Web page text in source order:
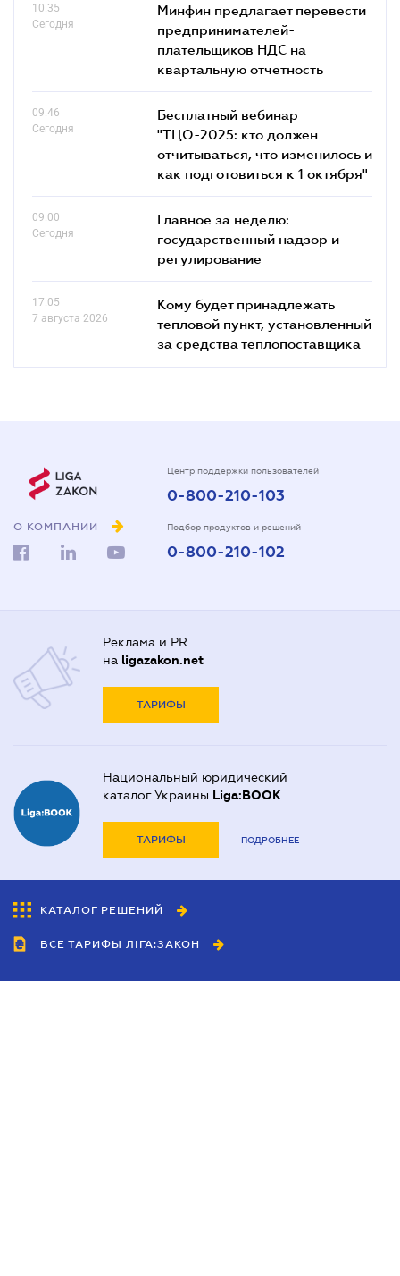
10.35
Сегодня
Минфин предлагает перевести
предпринимателей-
плательщиков НДС на
квартальную отчетность
09.46
Сегодня
Бесплатный вебинар
"ТЦО-2025: кто должен
отчитываться, что изменилось и
как подготовиться к 1 октября"
09.00
Сегодня
Главное за неделю:
государственный надзор и
регулирование
17.05
7 августа 2026
Кому будет принадлежать
тепловой пункт, установленный
за средства теплопоставщика
О КОМПАНИИ
Центр поддержки пользователей
0-800-210-103
Подбор продуктов и решений
0-800-210-102
Реклама и PR
на ligazakon.net
ТАРИФЫ
Национальный юридический
каталог Украины Liga:BOOK
ТАРИФЫ ПОДРОБНЕЕ
КАТАЛОГ РЕШЕНИЙ
ВСЕ ТАРИФЫ ЛІГА:ЗАКОН